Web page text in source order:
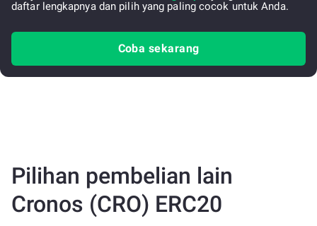
daftar lengkapnya dan pilih yang paling cocok untuk Anda.
Coba sekarang
Pilihan pembelian lain
Cronos (CRO) ERC20